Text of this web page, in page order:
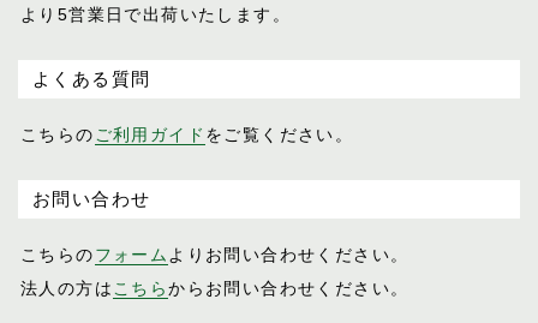
より5営業日で出荷いたします。
よくある質問
こちらの ご利用ガイド をご覧ください。
お問い合わせ
こちらのフォーム よりお問い合わせください。
法人の方は こちらからお問い合わせください。